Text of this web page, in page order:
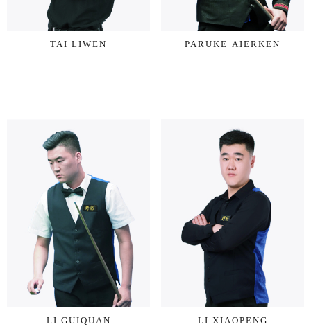
TAI LIWEN PARUKE·AIERKEN
LI GUIQUAN LI XIAOPENG